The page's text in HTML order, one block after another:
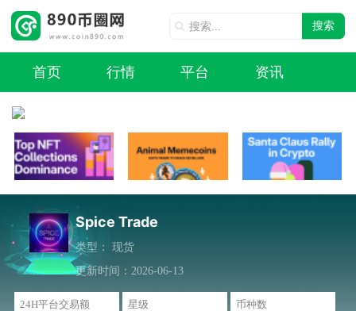
搜索
首页 行情 平台 资讯
Spice Trade
类型：
现货
更新时间：2026-06-13
24H平台交易额 星级 币种数